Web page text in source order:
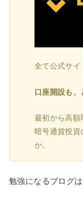
全て公式サイ
口座開設も、
最初から高額
暗号通貨投資
か。
勉強になるブログ